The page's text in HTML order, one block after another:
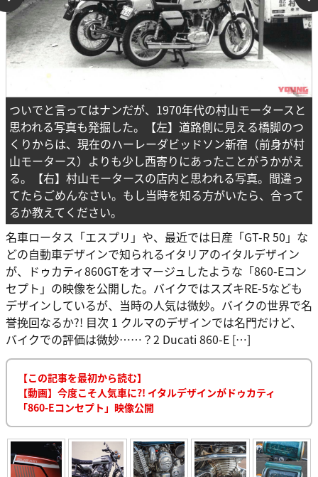
ついでと言ってはナンだが、1970年代の村山モータースと
思われる写真も発掘した。【左】道路側に見える橋脚のつ
くりからは、現在のハーレーダビッドソン新宿（前身が村
山モータース）よりも少し西寄りにあったことがうかがえ
る。【右】村山モータースの店内と思われる写真。間違っ
てたらごめんなさい。もし当時を知る方がいたら、合って
るか教えてください。
名車ロータス「エスプリ」や、最近では日産「GT-R 50」な
どの自動車デザインで知られるイタリアのイタルデザイン
が、ドゥカティ860GTをオマージュしたような「860-Eコン
セプト」の映像を公開した。バイクではスズキRE-5なども
デザインしているが、当時の人気は微妙。バイクの世界で名
誉挽回なるか?! 目次 1 クルマのデザインでは名門だけど、
バイクでの評価は微妙……？2 Ducati 860-E […]
【この記事を最初から読む】
【動画】今度こそ人気車に?! イタルデザインがドゥカティ
「860-Eコンセプト」映像公開